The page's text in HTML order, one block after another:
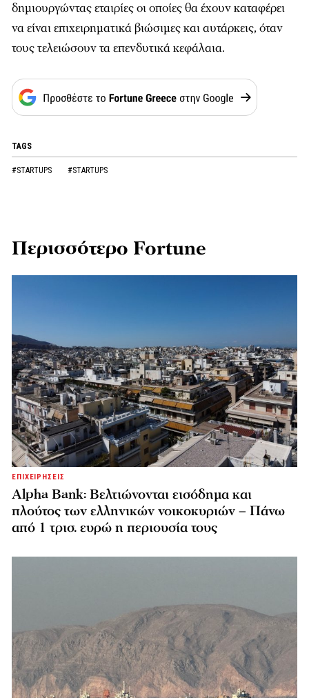
δημιουργώντας εταιρίες οι οποίες θα έχουν καταφέρει
να είναι επιχειρηματικά βιώσιμες και αυτάρκεις, όταν
τους τελειώσουν τα επενδυτικά κεφάλαια.
TAGS
#STARTUPS #STARTUPS
Περισσότερο Fortune
ΕΠΙΧΕΙΡΗΣΕΙΣ
Alpha Bank: Βελτιώνονται εισόδημα και
πλούτος των ελληνικών νοικοκυριών – Πάνω
από 1 τρισ. ευρώ η περιουσία τους